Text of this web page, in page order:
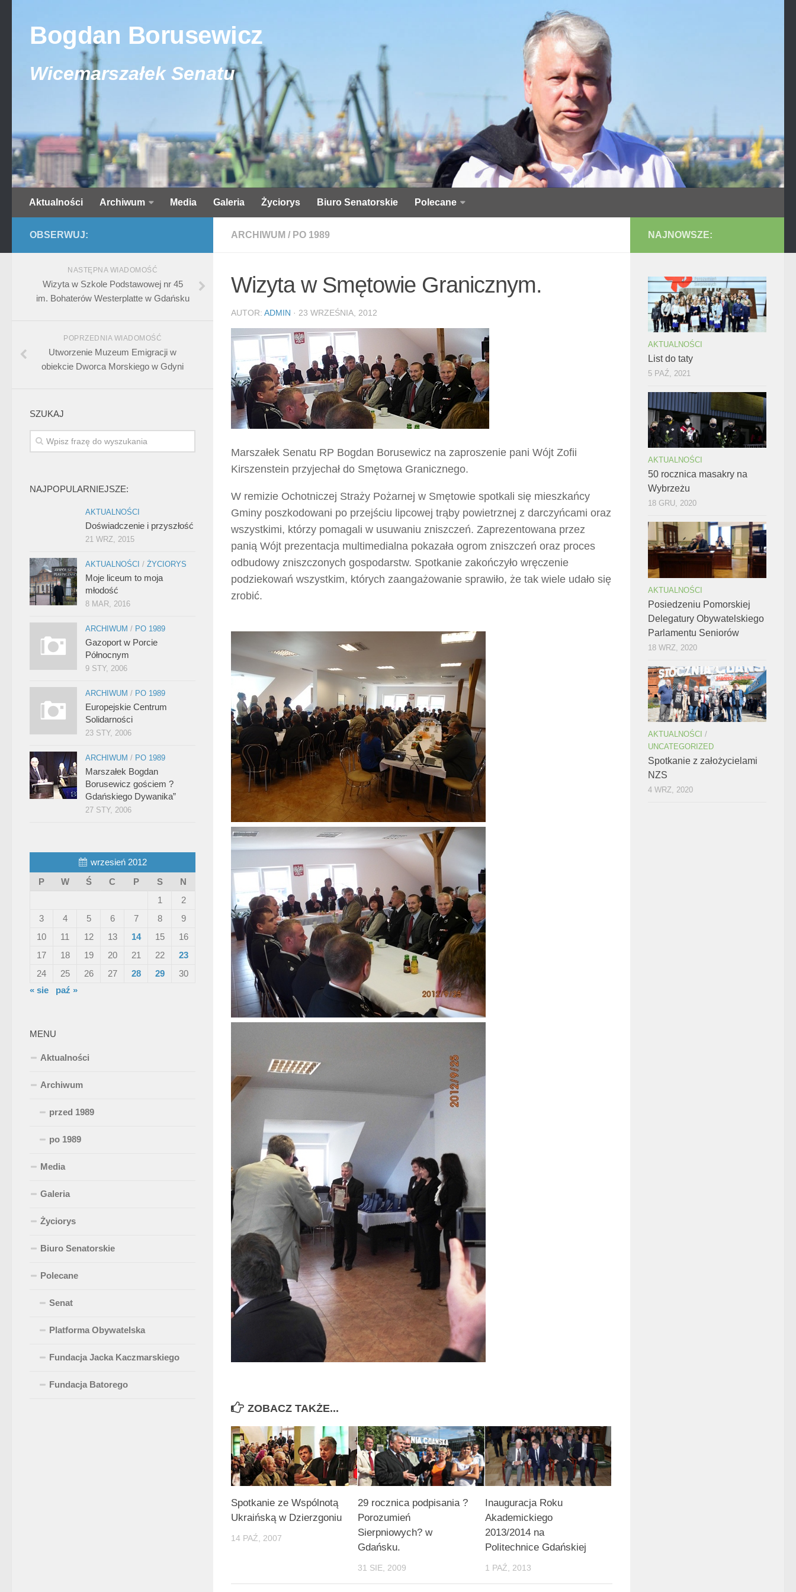
Bogdan Borusewicz
Wicemarszałek Senatu
Aktualności Archiwum Media Galeria Życiorys Biuro Senatorskie Polecane
ARCHIWUM / PO 1989
Wizyta w Smętowie Granicznym.
AUTOR: ADMIN · 23 WRZEŚNIA, 2012
Marszałek Senatu RP Bogdan Borusewicz na zaproszenie pani Wójt Zofii
Kirszenstein przyjechał do Smętowa Granicznego.
W remizie Ochotniczej Straży Pożarnej w Smętowie spotkali się mieszkańcy
Gminy poszkodowani po przejściu lipcowej trąby powietrznej z darczyńcami oraz
wszystkimi, którzy pomagali w usuwaniu zniszczeń. Zaprezentowana przez
panią Wójt prezentacja multimedialna pokazała ogrom zniszczeń oraz proces
odbudowy zniszczonych gospodarstw. Spotkanie zakończyło wręczenie
podziekowań wszystkim, których zaangażowanie sprawiło, że tak wiele udało się
zrobić.
ZOBACZ TAKŻE...
Spotkanie ze Wspólnotą
Ukraińską w Dzierzgoniu
14 PAŹ, 2007
29 rocznica podpisania ?
Porozumień
Sierpniowych? w
Gdańsku.
31 SIE, 2009
Inauguracja Roku
Akademickiego
2013/2014 na
Politechnice Gdańskiej
1 PAŹ, 2013
OBSERWUJ:
NASTĘPNA WIADOMOŚĆ
Wizyta w Szkole Podstawowej nr 45
im. Bohaterów Westerplatte w Gdańsku
POPRZEDNIA WIADOMOŚĆ
Utworzenie Muzeum Emigracji w
obiekcie Dworca Morskiego w Gdyni
SZUKAJ
NAJPOPULARNIEJSZE:
AKTUALNOŚCI
Doświadczenie i przyszłość
21 WRZ, 2015
AKTUALNOŚCI / ŻYCIORYS
Moje liceum to moja
młodość
8 MAR, 2016
ARCHIWUM / PO 1989
Gazoport w Porcie
Północnym
9 STY, 2006
ARCHIWUM / PO 1989
Europejskie Centrum
Solidarności
23 STY, 2006
ARCHIWUM / PO 1989
Marszałek Bogdan
Borusewicz gościem ?
Gdańskiego Dywanika”
27 STY, 2006
wrzesień 2012
P
W Ś C P S
N
1
2
3
4 5 6 7 8
9
10
11 12 13 14 15
16
17
18 19 20 21 22
23
24
25 26 27 28 29
30
« sie
paź »
MENU
Aktualności
Archiwum
przed 1989
po 1989
Media
Galeria
Życiorys
Biuro Senatorskie
Polecane
Senat
Platforma Obywatelska
Fundacja Jacka Kaczmarskiego
Fundacja Batorego
NAJNOWSZE:
AKTUALNOŚCI
List do taty
5 PAŹ, 2021
AKTUALNOŚCI
50 rocznica masakry na
Wybrzeżu
18 GRU, 2020
AKTUALNOŚCI
Posiedzeniu Pomorskiej
Delegatury Obywatelskiego
Parlamentu Seniorów
18 WRZ, 2020
AKTUALNOŚCI /
UNCATEGORIZED
Spotkanie z założycielami
NZS
4 WRZ, 2020